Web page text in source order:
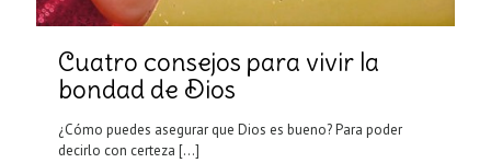
Cuatro consejos para vivir la
bondad de Dios
¿Cómo puedes asegurar que Dios es bueno? Para poder
decirlo con certeza […]